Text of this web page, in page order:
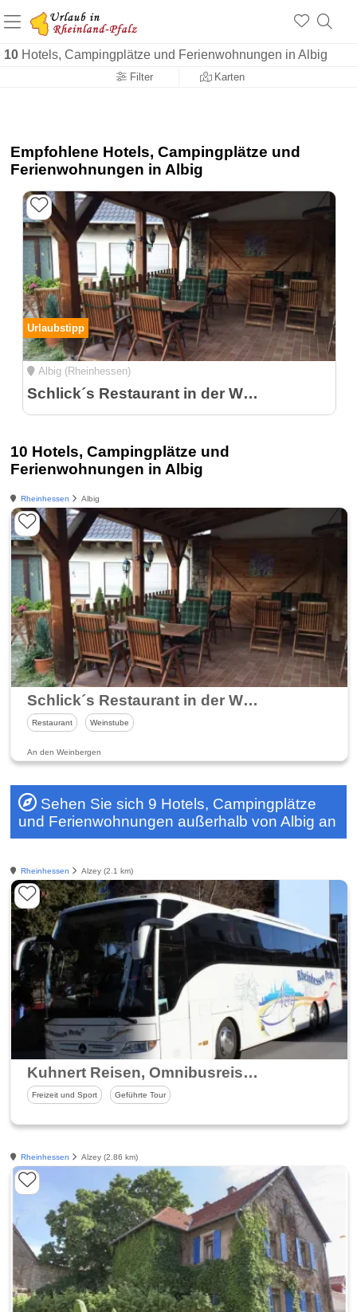
10 Hotels, Campingplätze und Ferienwohnungen in Albig
Filter Karten
+1.500 Unterkünfte in Rheinland-Pfalz
+1.000 Sehenswürdigkeiten
Über 25 Jahre online
Empfohlene Hotels, Campingplätze und
Ferienwohnungen in Albig
Urlaubstipp
Albig (Rheinhessen)
Schlick´s Restaurant in der Weinstube Mann
10 Hotels, Campingplätze und
Ferienwohnungen in Albig
Rheinhessen Albig
Schlick´s Restaurant in der Weinstube Mann
Restaurant Weinstube
An den Weinbergen
Sehen Sie sich 9 Hotels, Campingplätze
und Ferienwohnungen außerhalb von Albig an
Rheinhessen Alzey (2.1 km)
Kuhnert Reisen, Omnibusreisen Alzey, Rheinhessen
Freizeit und Sport Geführte Tour
Rheinhessen Alzey (2.86 km)